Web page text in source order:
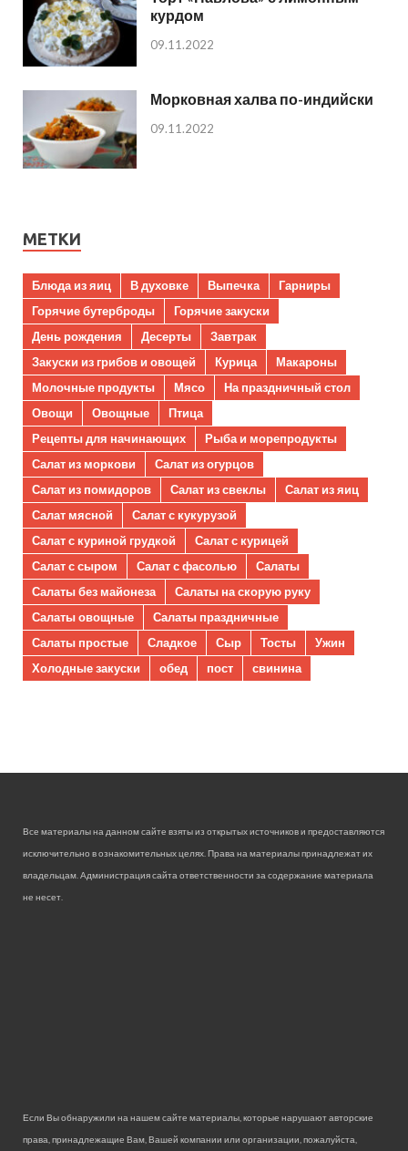
курдом
09.11.2022
Морковная халва по-индийски
09.11.2022
МЕТКИ
Блюда из яиц В духовке Выпечка
Гарниры
Горячие бутерброды
Горячие закуски
День рождения
Десерты
Завтрак
Закуски из грибов и овощей
Курица
Макароны
Молочные продукты
Мясо
На праздничный стол
Овощи
Овощные
Птица
Рецепты для начинающих
Рыба и морепродукты
Салат из моркови
Салат из огурцов
Салат из помидоров
Салат из свеклы
Салат из яиц
Салат мясной
Салат с кукурузой
Салат с куриной грудкой
Салат с курицей
Салат с сыром
Салат с фасолью
Салаты
Салаты без майонеза
Салаты на скорую руку
Салаты овощные
Салаты праздничные
Салаты простые
Сладкое Сыр Тосты
Ужин
Холодные закуски
обед пост свинина
Все материалы на данном сайте взяты из открытых источников и предоставляются
исключительно в ознакомительных целях. Права на материалы принадлежат их
владельцам. Администрация сайта ответственности за содержание материала
не несет.
Если Вы обнаружили на нашем сайте материалы, которые нарушают авторские
права, принадлежащие Вам, Вашей компании или организации, пожалуйста,